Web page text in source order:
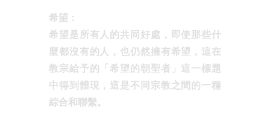
希望：
希望是所有人的共同好處，即使那些什
麼都沒有的人，也仍然擁有希望，這在
教宗給予的「希望的朝聖者」這一標題
中得到體現，這是不同宗教之間的一種
綜合和聯繫。